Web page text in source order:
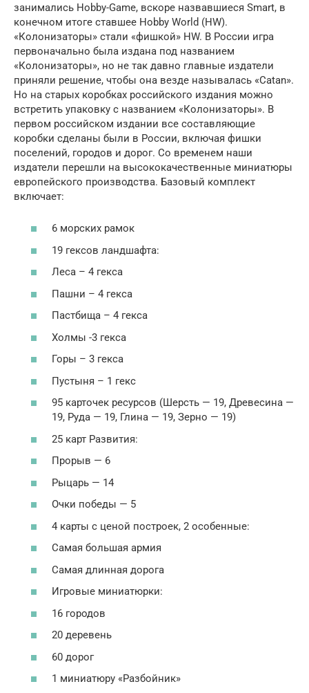
занимались Hobby-Game, вскоре назвавшиеся Smart, в
конечном итоге ставшее Hobby World (HW).
«Колонизаторы» стали «фишкой» HW. В России игра
первоначально была издана под названием
«Колонизаторы», но не так давно главные издатели
приняли решение, чтобы она везде называлась «Catan».
Но на старых коробках российского издания можно
встретить упаковку с названием «Колонизаторы». В
первом российском издании все составляющие
коробки сделаны были в России, включая фишки
поселений, городов и дорог. Со временем наши
издатели перешли на высококачественные миниатюры
европейского производства. Базовый комплект
включает:
6 морских рамок
19 гексов ландшафта:
Леса – 4 гекса
Пашни – 4 гекса
Пастбища – 4 гекса
Холмы -3 гекса
Горы – 3 гекса
Пустыня – 1 гекс
95 карточек ресурсов (Шерсть — 19, Древесина —
19, Руда — 19, Глина — 19, Зерно — 19)
25 карт Развития:
Прорыв — 6
Рыцарь — 14
Очки победы — 5
4 карты с ценой построек, 2 особенные:
Самая большая армия
Самая длинная дорога
Игровые миниатюрки:
16 городов
20 деревень
60 дорог
1 миниатюру «Разбойник»